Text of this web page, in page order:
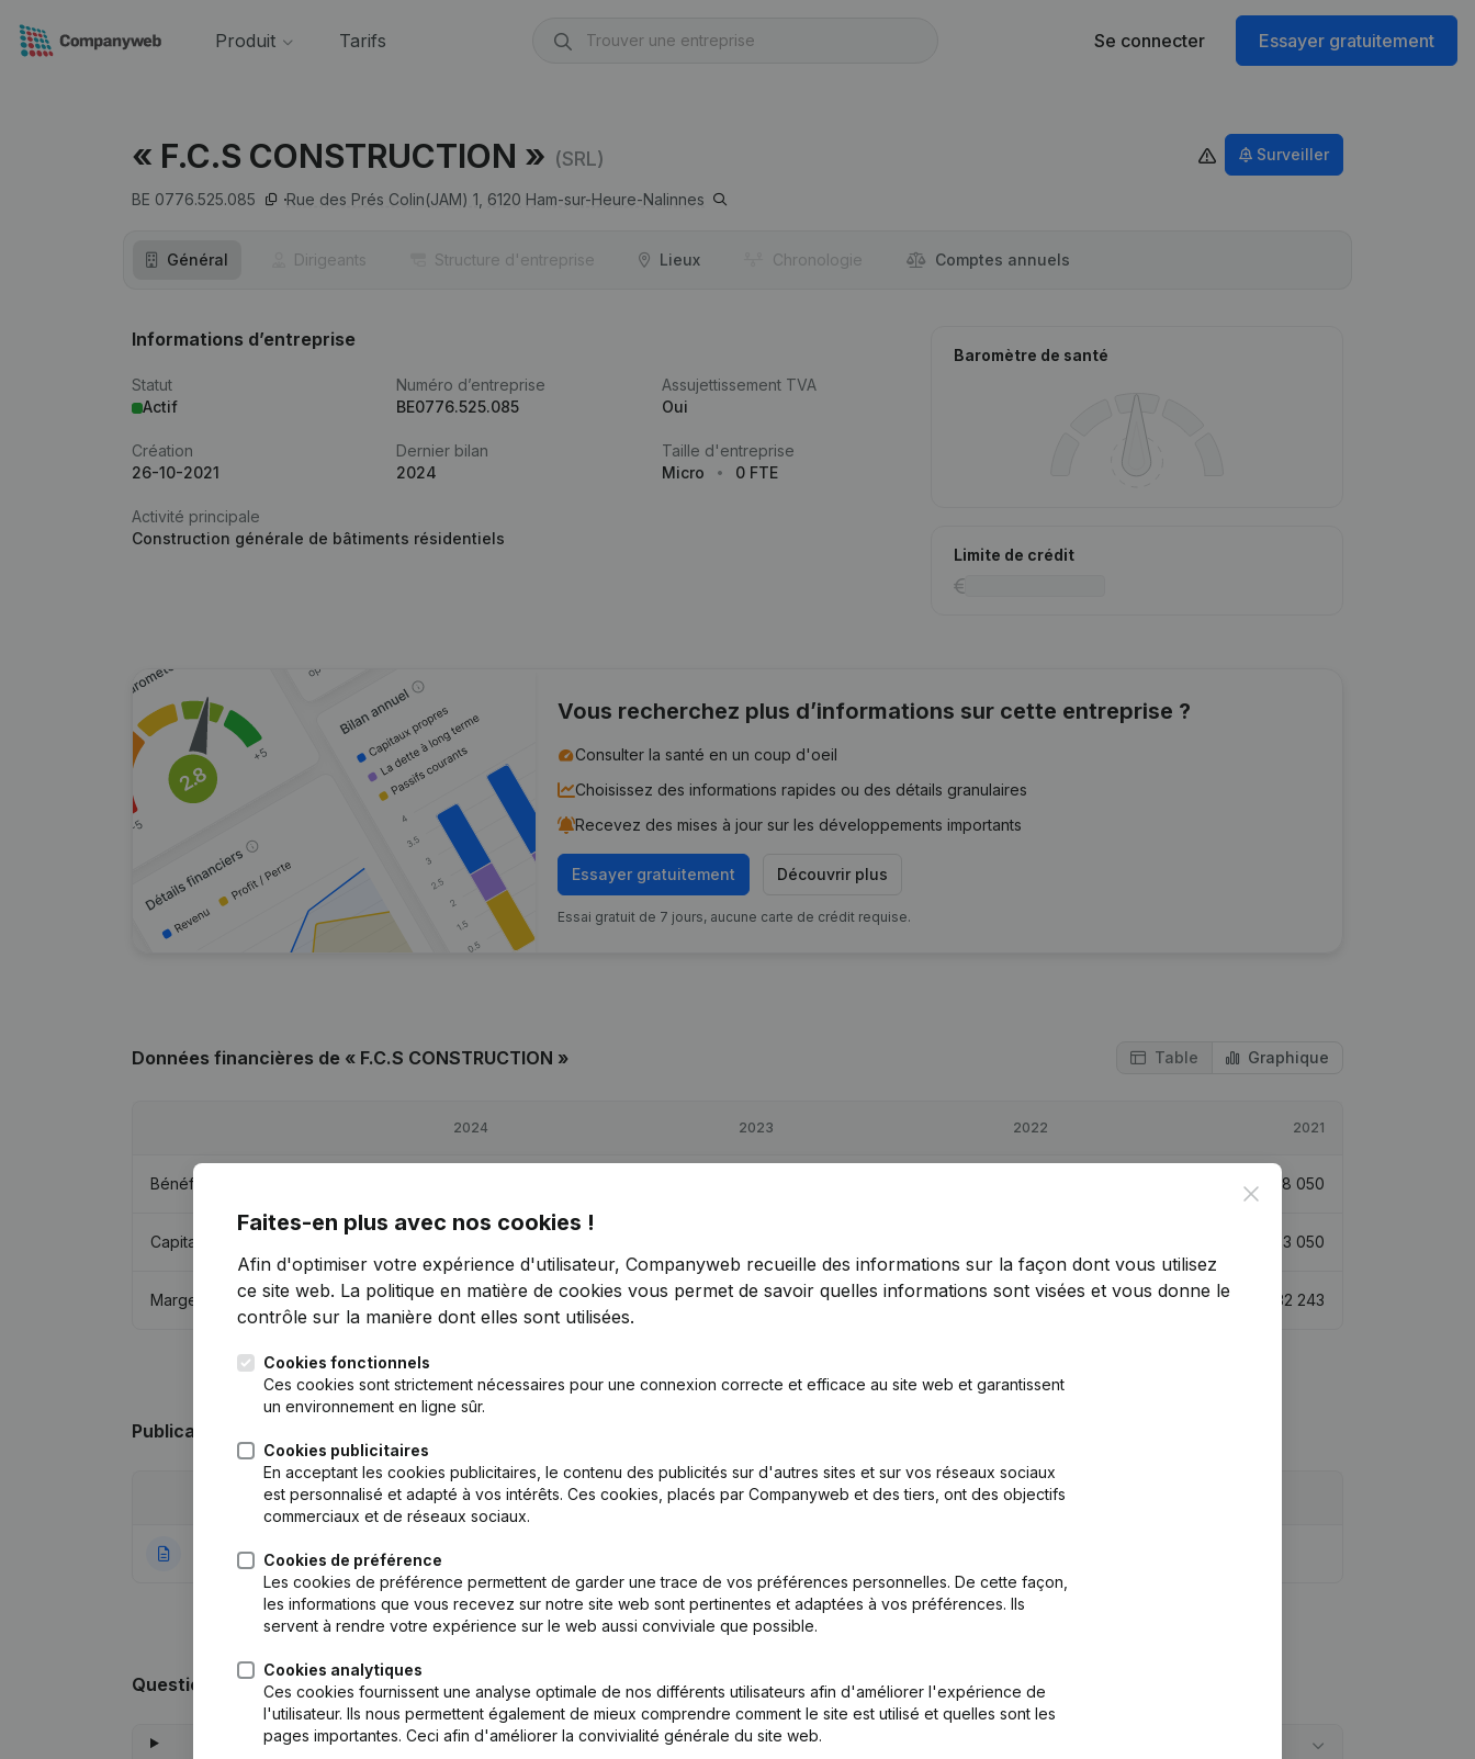
Produit Tarifs Se connecter Essayer gratuitement
« F.C.S CONSTRUCTION » (SRL)
BE 0776.525.085 Rue des Prés Colin(JAM) 1, 6120 Ham-sur-Heure-Nalinnes
Surveiller
Général Dirigeants Structure d'entreprise Lieux Chronologie Comptes annuels
Informations d’entreprise
Statut
Actif
Numéro d’entreprise
BE0776.525.085
Assujettissement TVA
Oui
Création
26-10-2021
Dernier bilan
2024
Taille d'entreprise
Micro
0 FTE
Activité principale
Construction générale de bâtiments résidentiels
Baromètre de santé
Limite de crédit
Vous recherchez plus d’informations sur cette entreprise ?
Consulter la santé en un coup d'oeil
Choisissez des informations rapides ou des détails granulaires
Recevez des mises à jour sur les développements importants
Essayer gratuitement Découvrir plus
Essai gratuit de 7 jours, aucune carte de crédit requise.
Données financières de « F.C.S CONSTRUCTION » Table Graphique
2024 2023 2022 2021
Bénéfices/pertes 18 050
Capitaux propres 23 050
Marge brute €3 555 -96,34% €97 055 -41,2% € 165 068 411,95% 32 243
Publications
Publication
28-10-2021 Rubrique Constitution (Nouvelle Personne Morale, Ouverture Succursale, etc...)
Questions fréquemment posées
Quel est le numéro de TVA de « F.C.S CONSTRUCTION »?
Close
Faites-en plus avec nos cookies !
Afin d'optimiser votre expérience d'utilisateur, Companyweb recueille des informations sur la façon dont vous utilisez
ce site web. La politique en matière de cookies vous permet de savoir quelles informations sont visées et vous donne le
contrôle sur la manière dont elles sont utilisées.
Cookies fonctionnels
Ces cookies sont strictement nécessaires pour une connexion correcte et efficace au site web et garantissent
un environnement en ligne sûr.
Cookies publicitaires
En acceptant les cookies publicitaires, le contenu des publicités sur d'autres sites et sur vos réseaux sociaux
est personnalisé et adapté à vos intérêts. Ces cookies, placés par Companyweb et des tiers, ont des objectifs
commerciaux et de réseaux sociaux.
Cookies de préférence
Les cookies de préférence permettent de garder une trace de vos préférences personnelles. De cette façon,
les informations que vous recevez sur notre site web sont pertinentes et adaptées à vos préférences. Ils
servent à rendre votre expérience sur le web aussi conviviale que possible.
Cookies analytiques
Ces cookies fournissent une analyse optimale de nos différents utilisateurs afin d'améliorer l'expérience de
l'utilisateur. Ils nous permettent également de mieux comprendre comment le site est utilisé et quelles sont les
pages importantes. Ceci afin d'améliorer la convivialité générale du site web.